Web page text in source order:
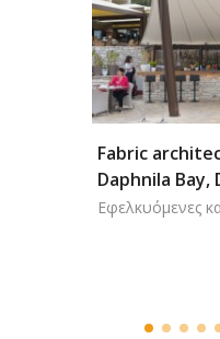
Fabric
Daphnila Bay,
Εφελκυόμενες